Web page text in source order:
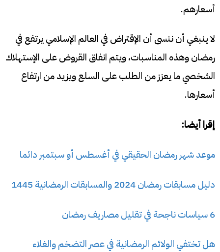
أسعارهم.
لا ينبغي أن ننسى أن الإقتراض في العالم الإسلامي يرتفع في
رمضان وهذه المناسبات، ويتم انفاق القروض على الإستهلاك
الشخصي ما يعزز من الطلب على السلع ويزيد من ارتفاع
أسعارها.
إقرا أيضا:
موعد شهر رمضان الحقيقي في أغسطس أو سبتمبر دائما
دليل مسابقات رمضان 2024 والمسابقات الرمضانية 1445
6 سياسات ناجحة في تقليل مصاريف رمضان
هل تختفي الولائم الرمضانية في عصر التضخم والغلاء